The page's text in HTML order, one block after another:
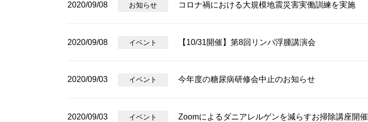
2020/09/08 お知らせ コロナ禍における大規模地震災害実働訓練を実施
2020/09/08 イベント 【10/31開催】第8回リンパ浮腫講演会
2020/09/03 イベント 今年度の糖尿病研修会中止のお知らせ
2020/09/03 イベント Zoomによるダニアレルゲンを減らすお掃除講座開催